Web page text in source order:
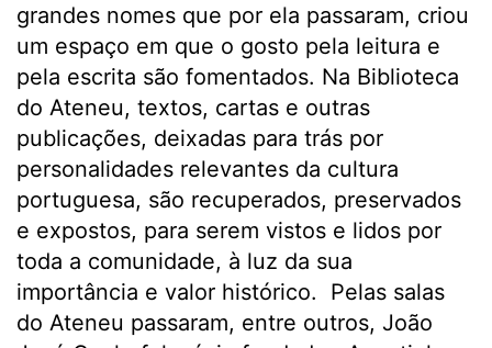
grandes nomes que por ela passaram, criou
um espaço em que o gosto pela leitura e
pela escrita são fomentados. Na Biblioteca
do Ateneu, textos, cartas e outras
publicações, deixadas para trás por
personalidades relevantes da cultura
portuguesa, são recuperados, preservados
e expostos, para serem vistos e lidos por
toda a comunidade, à luz da sua
importância e valor histórico. Pelas salas
do Ateneu passaram, entre outros, João